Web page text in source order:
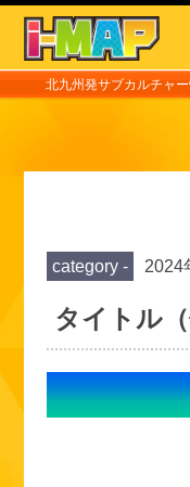
北九州発サブカルチャ
category - 2024
タイトル（